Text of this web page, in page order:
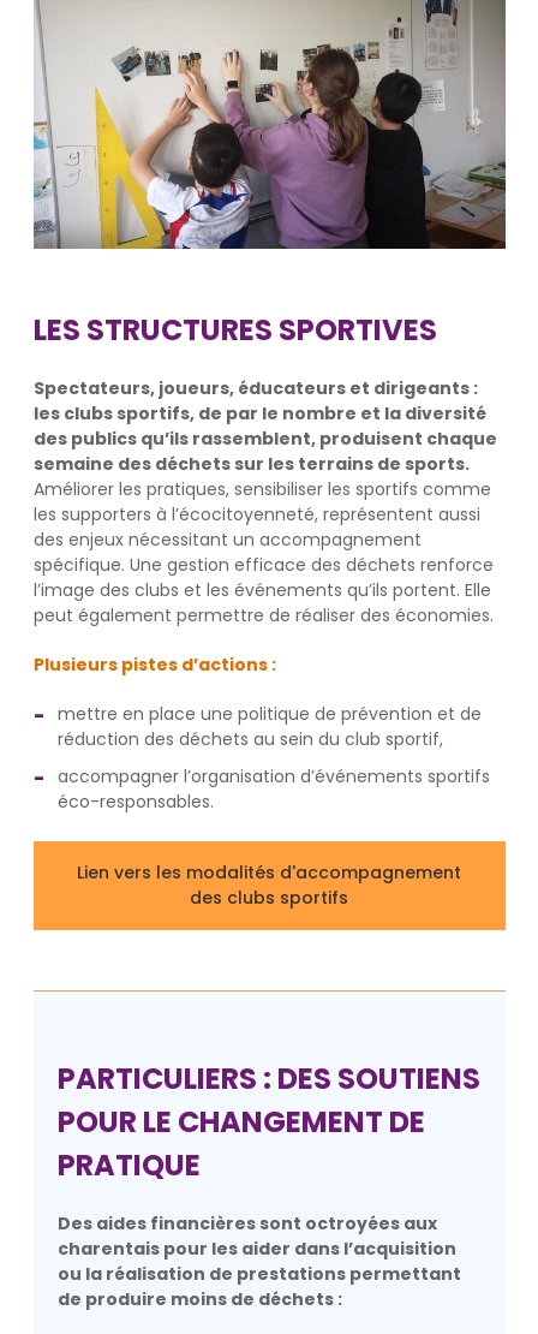
LES STRUCTURES SPORTIVES
Spectateurs, joueurs, éducateurs et dirigeants :
les clubs sportifs, de par le nombre et la diversité
des publics qu’ils rassemblent, produisent chaque
semaine des déchets sur les terrains de sports.
Améliorer les pratiques, sensibiliser les sportifs comme
les supporters à l’écocitoyenneté, représentent aussi
des enjeux nécessitant un accompagnement
spécifique. Une gestion efficace des déchets renforce
l’image des clubs et les événements qu’ils portent. Elle
peut également permettre de réaliser des économies.
Plusieurs pistes d’actions :
mettre en place une politique de prévention et de
réduction des déchets au sein du club sportif,
accompagner l’organisation d’événements sportifs
éco-responsables.
Lien vers les modalités d'accompagnement
des clubs sportifs
PARTICULIERS : DES SOUTIENS
POUR LE CHANGEMENT DE
PRATIQUE
Des aides financières sont octroyées aux
charentais pour les aider dans l’acquisition
ou la réalisation de prestations permettant
de produire moins de déchets :